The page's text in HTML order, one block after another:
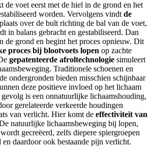
de voet eerst met de hiel in de grond en het
worden. Vervolgens vindtde
plaats over de bult richting de bal van de voet,
in balans gebracht en gestabiliseerd. Dan
de grond en begint het proces opnieuw. Dit
proces bij blootvoets lopen op zachte
gepatenteerde afroltechnologie simuleert
Traditionele schoenen en
ondergronden bieden misschien schijnbaar
deze positieve invloed op het lichaam
is een onnatuurlijke lichaamshouding,
gerelateerde verkeerde houdingen
van verlicht. Hier komt de effectiviteit van
natuurlijke lichaamsbeweging bij lopen,
gecreëerd, zelfs diepere spiergroepen
daardoor ook bestaande pijn verlicht.